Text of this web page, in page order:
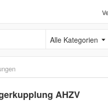
Alle Kategorien
AHZV